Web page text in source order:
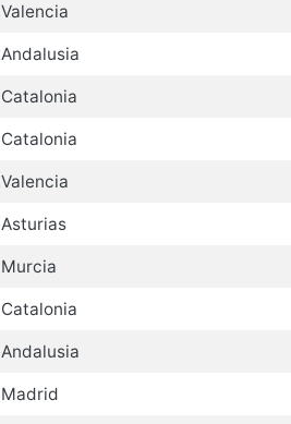
Valencia
Andalusia
Catalonia
Catalonia
Valencia
Asturias
Murcia
Catalonia
Andalusia
Madrid